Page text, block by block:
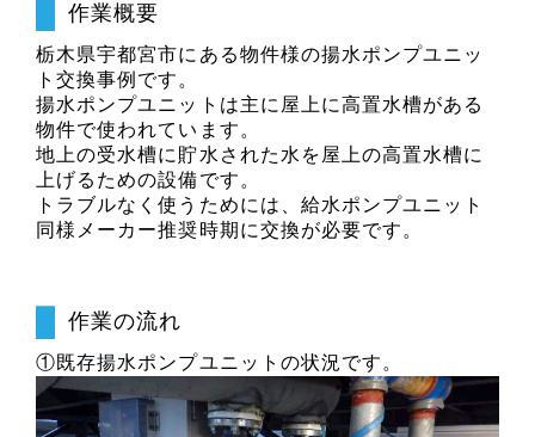
作業概要
栃木県宇都宮市にある物件様の揚水ポンプユニッ
ト交換事例です。
揚水ポンプユニットは主に屋上に高置水槽がある
物件で使われています。
地上の受水槽に貯水された水を屋上の高置水槽に
上げるための設備です。
トラブルなく使うためには、給水ポンプユニット
同様メーカー推奨時期に交換が必要です。
作業の流れ
①既存揚水ポンプユニットの状況です。